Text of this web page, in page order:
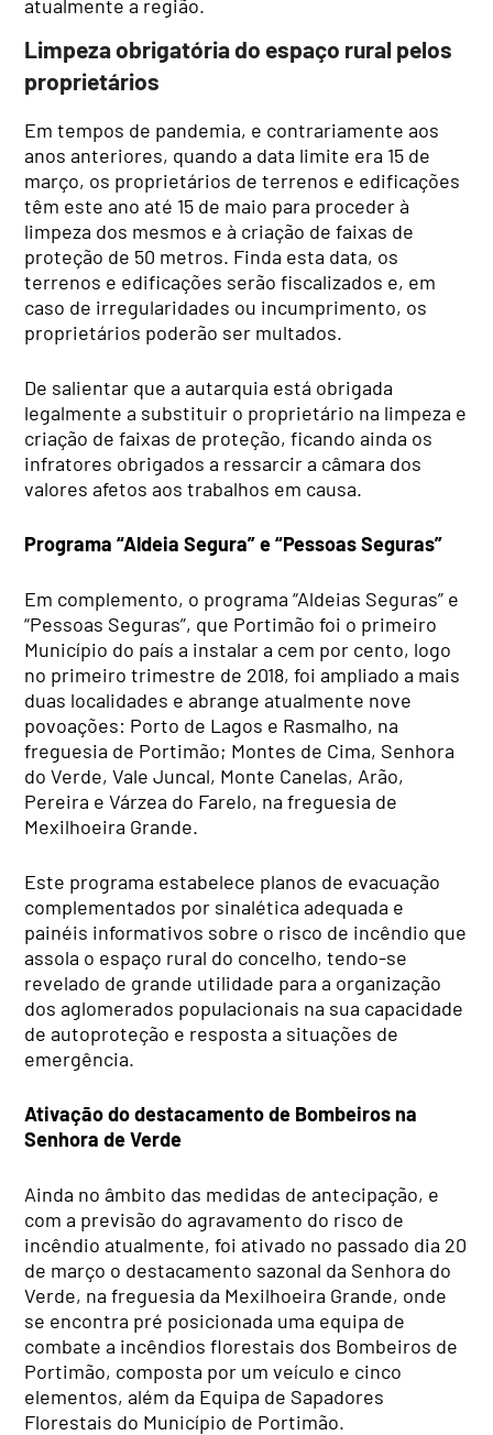
atualmente a região.
Limpeza obrigatória do espaço rural pelos
proprietários
Em tempos de pandemia, e contrariamente aos
anos anteriores, quando a data limite era 15 de
março, os proprietários de terrenos e edificações
têm este ano até 15 de maio para proceder à
limpeza dos mesmos e à criação de faixas de
proteção de 50 metros. Finda esta data, os
terrenos e edificações serão fiscalizados e, em
caso de irregularidades ou incumprimento, os
proprietários poderão ser multados.
De salientar que a autarquia está obrigada
legalmente a substituir o proprietário na limpeza e
criação de faixas de proteção, ficando ainda os
infratores obrigados a ressarcir a câmara dos
valores afetos aos trabalhos em causa.
Programa “Aldeia Segura” e “Pessoas Seguras”
Em complemento, o programa “Aldeias Seguras” e
“Pessoas Seguras”, que Portimão foi o primeiro
Município do país a instalar a cem por cento, logo
no primeiro trimestre de 2018, foi ampliado a mais
duas localidades e abrange atualmente nove
povoações: Porto de Lagos e Rasmalho, na
freguesia de Portimão; Montes de Cima, Senhora
do Verde, Vale Juncal, Monte Canelas, Arão,
Pereira e Várzea do Farelo, na freguesia de
Mexilhoeira Grande.
Este programa estabelece planos de evacuação
complementados por sinalética adequada e
painéis informativos sobre o risco de incêndio que
assola o espaço rural do concelho, tendo-se
revelado de grande utilidade para a organização
dos aglomerados populacionais na sua capacidade
de autoproteção e resposta a situações de
emergência.
Ativação do destacamento de Bombeiros na
Senhora de Verde
Ainda no âmbito das medidas de antecipação, e
com a previsão do agravamento do risco de
incêndio atualmente, foi ativado no passado dia 20
de março o destacamento sazonal da Senhora do
Verde, na freguesia da Mexilhoeira Grande, onde
se encontra pré posicionada uma equipa de
combate a incêndios florestais dos Bombeiros de
Portimão, composta por um veículo e cinco
elementos, além da Equipa de Sapadores
Florestais do Município de Portimão.